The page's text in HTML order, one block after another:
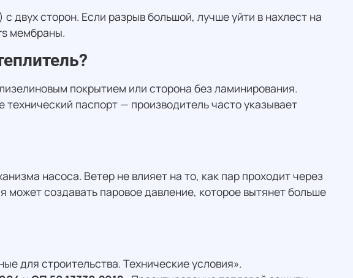
двух сторон. Если разрыв большой, лучше уйти в нахлест на
мембраны.
покрытием или сторона без ламинирования.
паспорт — производитель часто указывает
насоса. Ветер не влияет на то, как пар проходит через
может создавать паровое давление, которое вытянет больше
для строительства. Технические условия».